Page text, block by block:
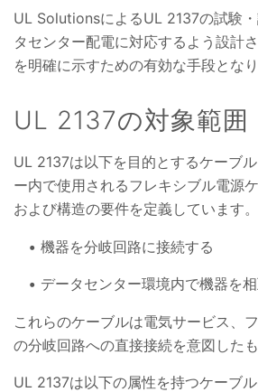
UL SolutionsによるUL 2137の試験
タセンター配電に対応するよう設計
を明確に示すための有効な手段となり
UL 2137の対象範囲
UL 2137は以下を目的とするケーブ
ー内で使用されるフレキシブル電源
および構造の要件を定義しています。
機器を分岐回路に接続する
データセンター環境内で機器を
これらのケーブルは電気サービス、
の分岐回路への直接接続を意図した
UL 2137は以下の属性を持つケーブル